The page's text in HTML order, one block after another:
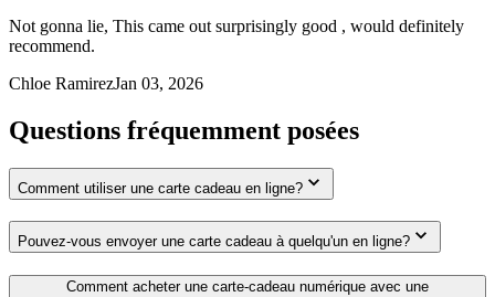
Not gonna lie, This came out surprisingly good , would definitely
recommend.
Chloe RamirezJan 03, 2026
Questions fréquemment posées
Comment utiliser une carte cadeau en ligne?
Pouvez-vous envoyer une carte cadeau à quelqu'un en ligne?
Comment acheter une carte-cadeau numérique avec une